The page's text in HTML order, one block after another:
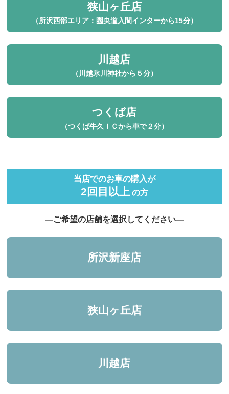
狭山ヶ丘店
（所沢西部エリア：圏央道入間インターから15分）
川越店
（川越氷川神社から５分）
つくば店
（つくば牛久ＩＣから車で２分）
当店でのお車の購入が
2回目以上の方
―ご希望の店舗を選択してください―
所沢新座店
狭山ヶ丘店
川越店